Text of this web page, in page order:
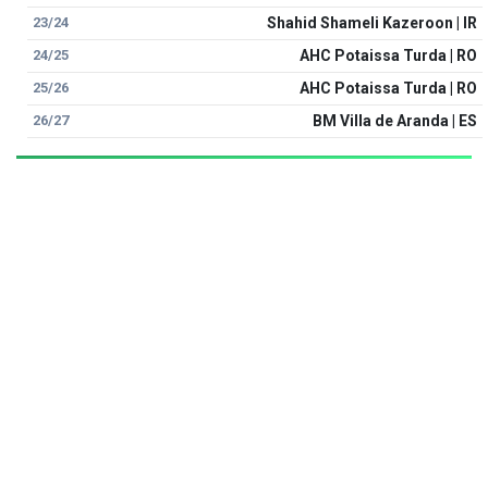
23/24 Shahid Shameli Kazeroon | IR
24/25 AHC Potaissa Turda | RO
25/26 AHC Potaissa Turda | RO
26/27 BM Villa de Aranda | ES